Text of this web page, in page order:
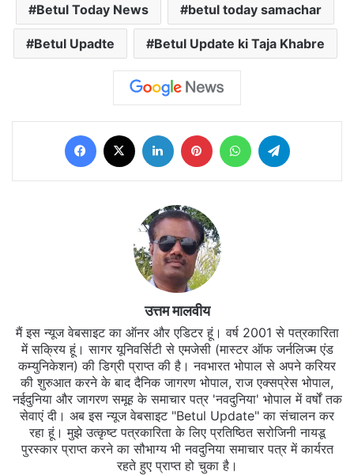
Betul Today News betul today samachar
Betul Upadte Betul Update ki Taja Khabre
Facebook LinkedIn PinterestWhatsApp
उत्तम मालवीय
मैं इस न्यूज वेबसाइट का ऑनर और एडिटर हूं। वर्ष 2001 से पत्रकारिता
में सक्रिय हूं। सागर यूनिवर्सिटी से एमजेसी (मास्टर ऑफ जर्नलिज्म एंड
कम्युनिकेशन) की डिग्री प्राप्त की है। नवभारत भोपाल से अपने करियर
की शुरुआत करने के बाद दैनिक जागरण भोपाल, राज एक्सप्रेस भोपाल,
नईदुनिया और जागरण समूह के समाचार पत्र 'नवदुनिया' भोपाल में वर्षों तक
सेवाएं दी। अब इस न्यूज वेबसाइट "Betul Update" का संचालन कर
रहा हूं। मुझे उत्कृष्ट पत्रकारिता के लिए प्रतिष्ठित सरोजिनी नायडू
पुरस्कार प्राप्त करने का सौभाग्य भी नवदुनिया समाचार पत्र में कार्यरत
रहते हुए प्राप्त हो चुका है।